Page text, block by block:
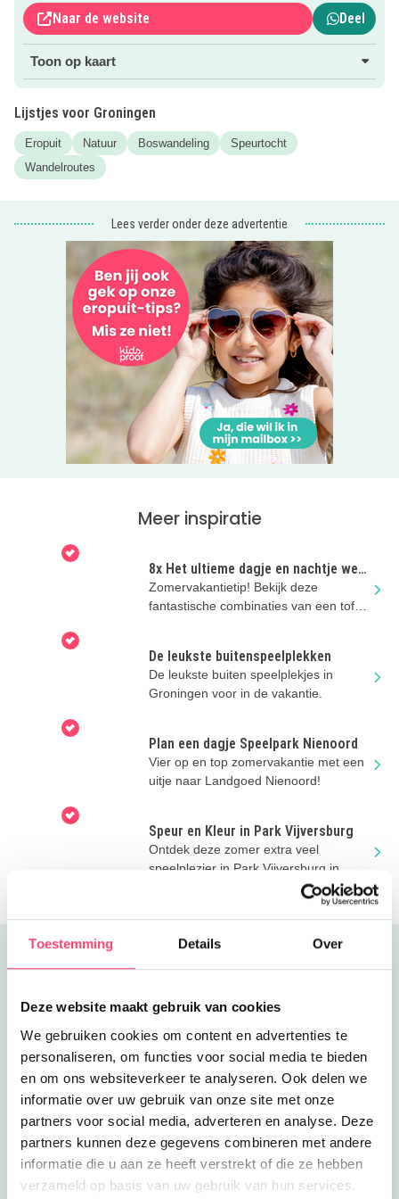
Toestemming Details Over
Deze website maakt gebruik van cookies
We gebruiken cookies om content en advertenties te
personaliseren, om functies voor social media te bieden
en om ons websiteverkeer te analyseren. Ook delen we
informatie over uw gebruik van onze site met onze
partners voor social media, adverteren en analyse. Deze
partners kunnen deze gegevens combineren met andere
informatie die u aan ze heeft verstrekt of die ze hebben
verzameld op basis van uw gebruik van hun services.
Meer info
Voor meer info klik je op de roze button.
Naar de website Deel
Toon op kaart
Lijstjes voor Groningen
Eropuit Natuur Boswandeling
Speurtocht
Wandelroutes
Lees verder onder deze advertentie
Meer inspiratie
8x Het ultieme dagje en nachtje weg
met kinderen!
Zomervakantietip! Bekijk deze
fantastische combinaties van een tof
De leukste buitenspeelplekken
De leukste buiten speelplekjes in
Groningen voor in de vakantie.
Plan een dagje Speelpark Nienoord
Vier op en top zomervakantie met een
uitje naar Landgoed Nienoord!
Speur en Kleur in Park Vijversburg
Ontdek deze zomer extra veel
speelplezier in Park Vijversburg in
Tytsjerk, vlak bij Leeuwarden.
Uitgelicht